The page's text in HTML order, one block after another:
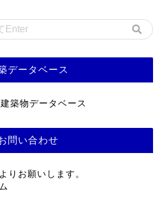
データベース
築物データベース
問い合わせ
りお願いします。